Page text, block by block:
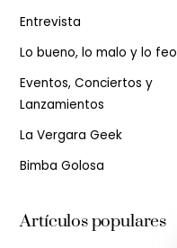
Entrevista
Lo bueno, lo malo y lo feo
Eventos, Conciertos y
Lanzamientos
La Vergara Geek
Bimba Golosa
Artículos populares